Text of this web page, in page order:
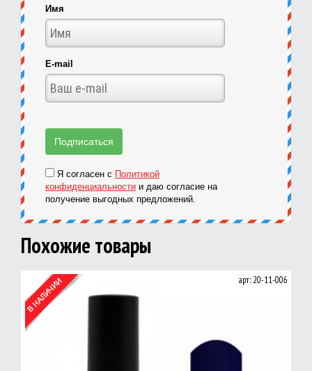
Имя
E-mail
Я согласен с Политикой
конфиденциальности и даю согласие на
получение выгодных предложений.
Похожие товары
арт: 20-11-006